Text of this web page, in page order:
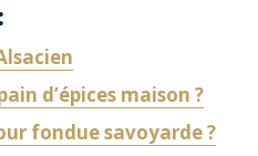
d’épices maison ?
fondue savoyarde ?